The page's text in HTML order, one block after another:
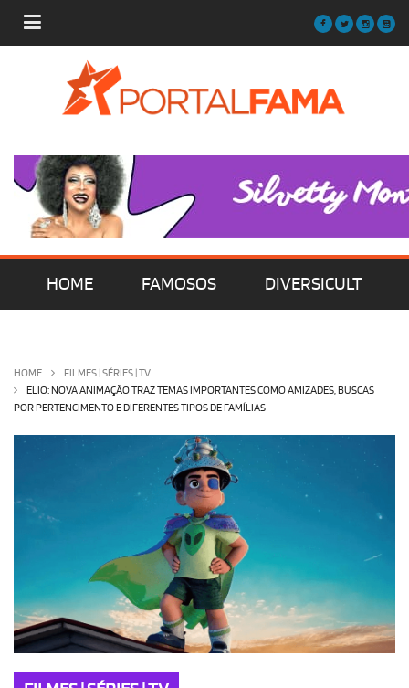
HOME FAMOSOS DIVERSICULT
OLHA ISSO! EU QUERO!
HOME
FILMES | SÉRIES | TV
ELIO: NOVA ANIMAÇÃO TRAZ TEMAS IMPORTANTES COMO AMIZADES, BUSCAS
POR PERTENCIMENTO E DIFERENTES TIPOS DE FAMÍLIAS